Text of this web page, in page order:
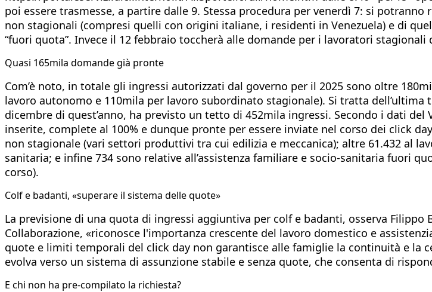
poi essere trasmesse, a partire dalle 9. Stessa procedura per venerdì 7: si
non stagionali (compresi quelli con origini italiane, i residenti in Venezuela) e di
“fuori quota”. Invece il 12 febbraio toccherà alle domande per i lavoratori
Quasi 165mila domande già pronte
Com’è noto, in totale gli ingressi autorizzati dal governo per il 2025 sono oltre
lavoro autonomo e 110mila per lavoro subordinato stagionale). Si tratta dell’ultima
dicembre di quest’anno, ha previsto un tetto di 452mila ingressi. Secondo i dati
inserite, complete al 100% e dunque pronte per essere inviate nel corso dei click
non stagionale (vari settori produttivi tra cui edilizia e meccanica); altre 61.432 al
sanitaria; e infine 734 sono relative all’assistenza familiare e socio-sanitaria fuori
corso).
Colf e badanti, «superare il sistema delle quote»
La previsione di una quota di ingressi aggiuntiva per colf e badanti, osserva Filippo
Collaborazione, «riconosce l'importanza crescente del lavoro domestico e
quote e limiti temporali del click day non garantisce alle famiglie la continuità e la
evolva verso un sistema di assunzione stabile e senza quote, che consenta di
E chi non ha pre-compilato la richiesta?